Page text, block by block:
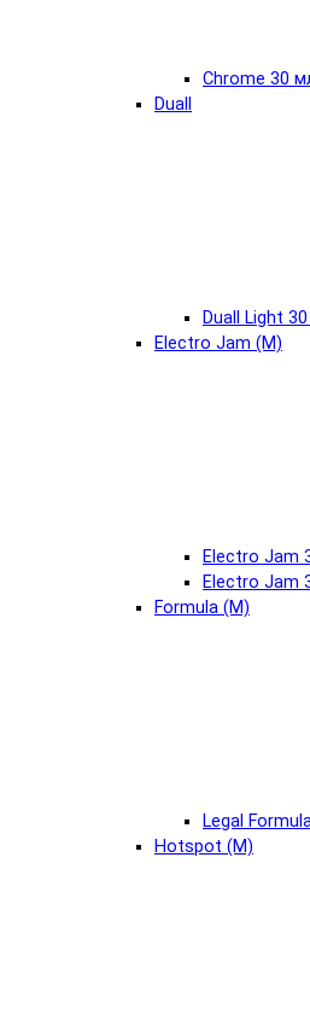
Chrome 30
Duall
Duall Light
Electro Jam (М)
Electro Jam
Electro Jam
Formula (М)
Legal
Hotspot (М)